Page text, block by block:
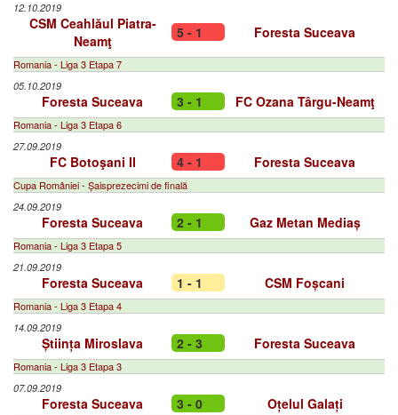
12.10.2019
CSM Ceahlăul Piatra-
Neamţ
5 - 1 Foresta Suceava
Romania - Liga 3 Etapa 7
05.10.2019
Foresta Suceava 3 - 1 FC Ozana Târgu-Neamţ
Romania - Liga 3 Etapa 6
27.09.2019
FC Botoşani II 4 - 1 Foresta Suceava
Cupa României - Șaisprezecimi de finală
24.09.2019
Foresta Suceava 2 - 1 Gaz Metan Mediaș
Romania - Liga 3 Etapa 5
21.09.2019
Foresta Suceava 1 - 1 CSM Foșcani
Romania - Liga 3 Etapa 4
14.09.2019
Știința Miroslava 2 - 3 Foresta Suceava
Romania - Liga 3 Etapa 3
07.09.2019
Foresta Suceava 3 - 0 Oțelul Galați